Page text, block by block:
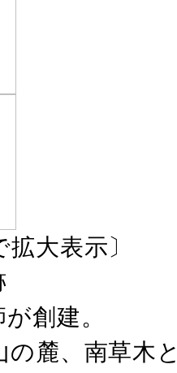
大表示〕
創建。
の麓、南草木